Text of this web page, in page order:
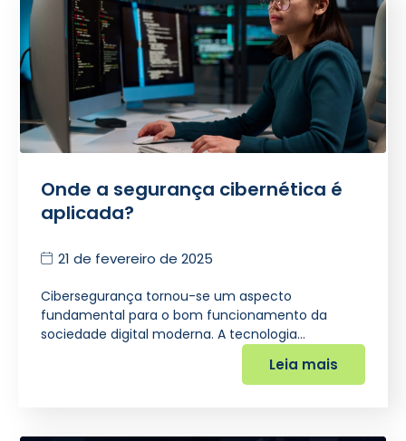
Onde a segurança cibernética é
aplicada?
21 de fevereiro de 2025
Cibersegurança tornou-se um aspecto
fundamental para o bom funcionamento da
sociedade digital moderna. A tecnologia…
Leia mais